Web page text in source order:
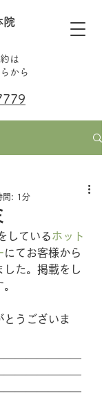
院
は
から
間: 1分
しているホット
にてお客様から
た。掲載をし
とうございま